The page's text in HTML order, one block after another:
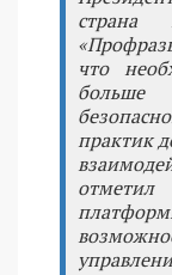
страна
что
больше
практик
отметил